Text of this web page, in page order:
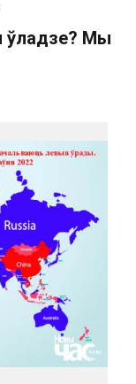
ўладзе? Мы